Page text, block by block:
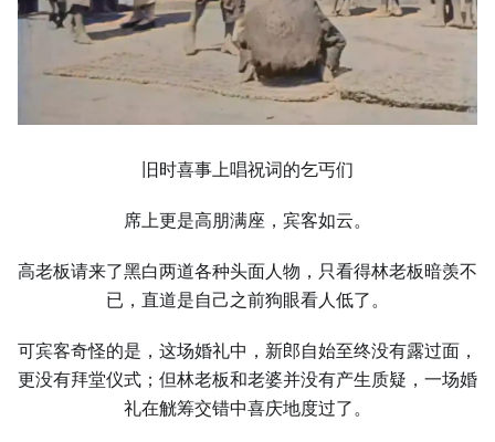
旧时喜事上唱祝词的乞丐们
席上更是高朋满座，宾客如云。
高老板请来了黑白两道各种头面人物，只看得林老板暗羡不
已，直道是自己之前狗眼看人低了。
可宾客奇怪的是，这场婚礼中，新郎自始至终没有露过面，
更没有拜堂仪式；但林老板和老婆并没有产生质疑，一场婚
礼在觥筹交错中喜庆地度过了。